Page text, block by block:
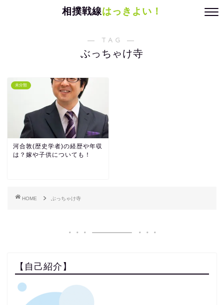
相撲戦線はっきよい！
― TAG ―
ぶっちゃけ寺
未分類
河合敦(歴史学者)の経歴や年収
は？嫁や子供についても！
HOME ぶっちゃけ寺
【自己紹介】